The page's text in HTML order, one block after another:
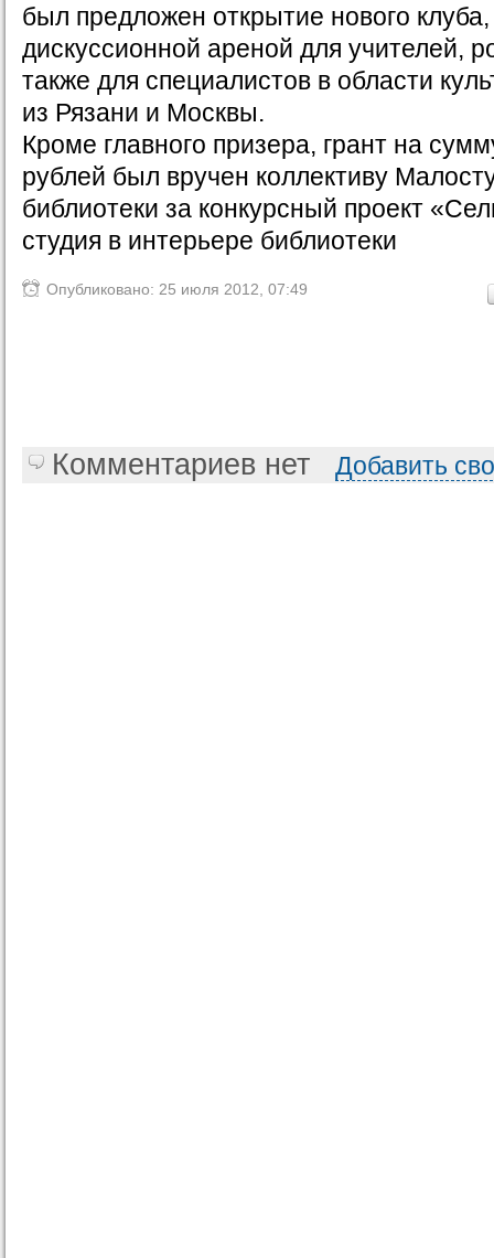
был предложен открытие нового
дискуссионной ареной для учителей,
также для специалистов в области
из Рязани и Москвы.
Кроме главного призера, грант на
рублей был вручен коллективу
библиотеки за конкурсный проект
студия в интерьере библиотеки
Опубликовано: 25 июля 2012, 07:49
Комментариев нет Добавить